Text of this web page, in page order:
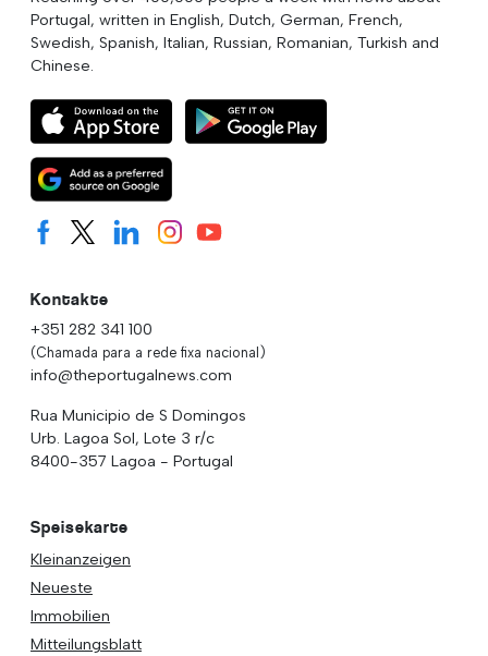
Portugal, written in English, Dutch, German, French,
Swedish, Spanish, Italian, Russian, Romanian, Turkish and
Chinese.
Kontakte
+351 282 341 100
(Chamada para a rede fixa nacional)
info@theportugalnews.com
Rua Municipio de S Domingos
Urb. Lagoa Sol, Lote 3 r/c
8400-357 Lagoa - Portugal
Speisekarte
Kleinanzeigen
Neueste
Immobilien
Mitteilungsblatt